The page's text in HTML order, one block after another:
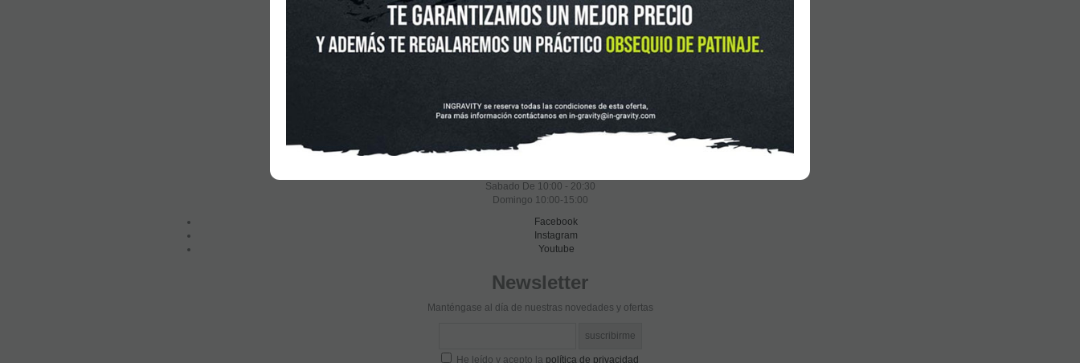
In-Gravity Madrid Retiro
915 524 553
in-gravity@in-gravity.com
HORARIO
Sabado De 10:00 - 20:30
Domingo 10:00-15:00
Facebook
Instagram
Youtube
Newsletter
Manténgase al día de nuestras novedades y ofertas
He leído y acepto la política de privacidad